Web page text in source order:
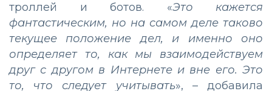
троллей и ботов. «Это кажется
фантастическим, но на самом деле таково
текущее положение дел, и именно оно
определяет то, как мы взаимодействуем
друг с другом в Интернете и вне его. Это
то, что следует учитывать», – добавила